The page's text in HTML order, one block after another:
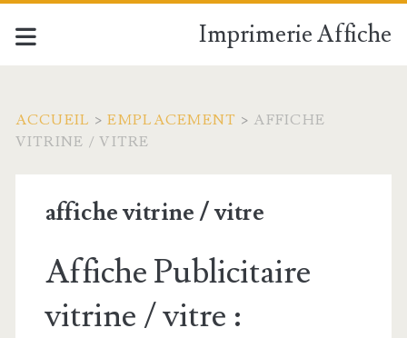
Imprimerie Affiche
ACCUEIL >EMPLACEMENT > AFFICHE
VITRINE / VITRE
affiche vitrine / vitre
Affiche Publicitaire
vitrine / vitre :